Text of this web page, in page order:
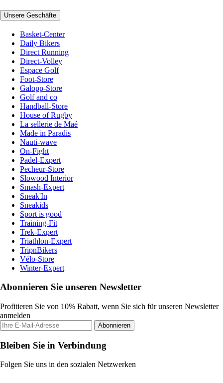
Unsere Geschäfte
Basket-Center
Daily Bikers
Direct Running
Direct-Volley
Espace Golf
Foot-Store
Galopp-Store
Golf and co
Handball-Store
House of Rugby
La sellerie de Maé
Made in Paradis
Nauti-wave
On-Fight
Padel-Expert
Pecheur-Store
Slowood Interior
Smash-Expert
Sneak'In
Sneakids
Sport is good
Training-Fit
Trek-Expert
Triathlon-Expert
TripnBikers
Vélo-Store
Winter-Expert
Abonnieren Sie unseren Newsletter
Profitieren Sie von 10% Rabatt, wenn Sie sich für unseren Newsletter
anmelden
Abonnieren
Bleiben Sie in Verbindung
Folgen Sie uns in den sozialen Netzwerken